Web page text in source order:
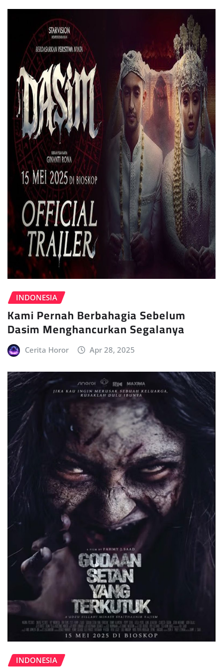
INDONESIA
Kami Pernah Berbahagia Sebelum
Dasim Menghancurkan Segalanya
Cerita Horor Apr 28, 2025
INDONESIA